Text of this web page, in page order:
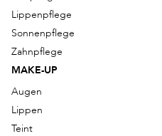
Lippenpflege
Sonnenpflege
Zahnpflege
MAKE-UP
Augen
Lippen
Teint